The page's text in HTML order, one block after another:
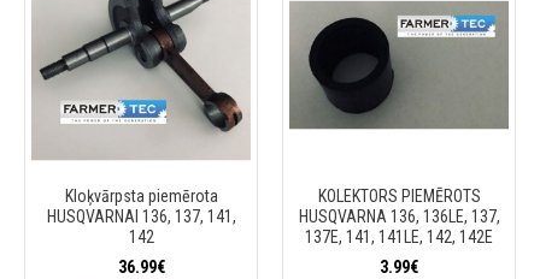
Kloķvārpsta piemērota
HUSQVARNAI 136, 137, 141,
142
36.99€
KOLEKTORS PIEMĒROTS
HUSQVARNA 136, 136LE, 137,
137E, 141, 141LE, 142, 142E
3.99€